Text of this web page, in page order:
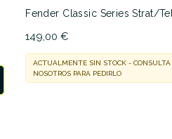
Fender Classic Series Strat/
149,00 €
ACTUALMENTE SIN STOCK - CONSULTA
NOSOTROS PARA PEDIRLO